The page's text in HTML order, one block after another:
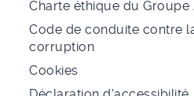
Charte éthique du Groupe
Code de conduite contre
corruption
Cookies